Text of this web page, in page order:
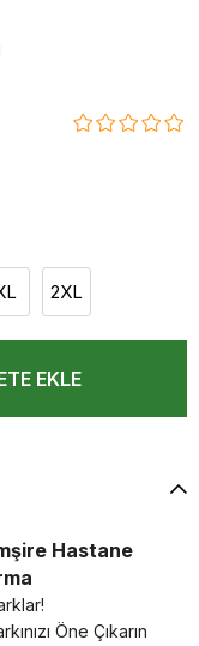
2XL
Hastane
Öne Çıkarın